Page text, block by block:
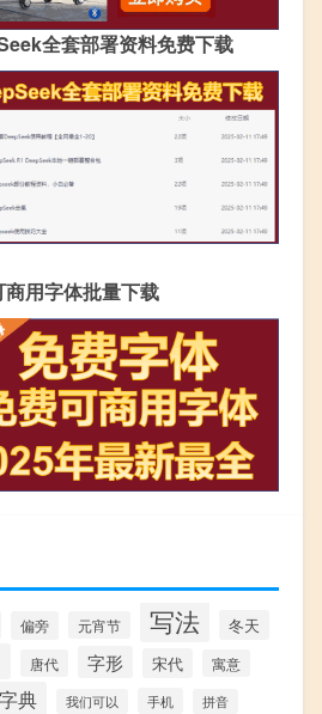
全套部署资料免费下载
商用字体批量下载
偏旁 元宵节 写法 冬天
唐代 字形 宋代 寓意
典 我们可以 手机 拼音